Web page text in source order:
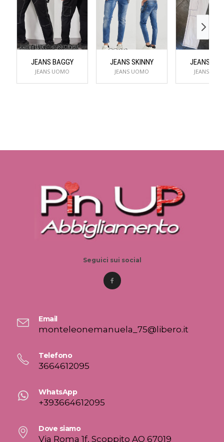
JEANS BAGGY
JEANS UOMO
JEANS SKINNY
JEANS UOMO
JEANS
JEANS
Seguici sui social
Email
monteleonemanuela_75@libero.it
Telefono
3664612095
WhatsApp
+393664612095
Dove siamo
Via Roma 1f, Scoppito AQ 67019